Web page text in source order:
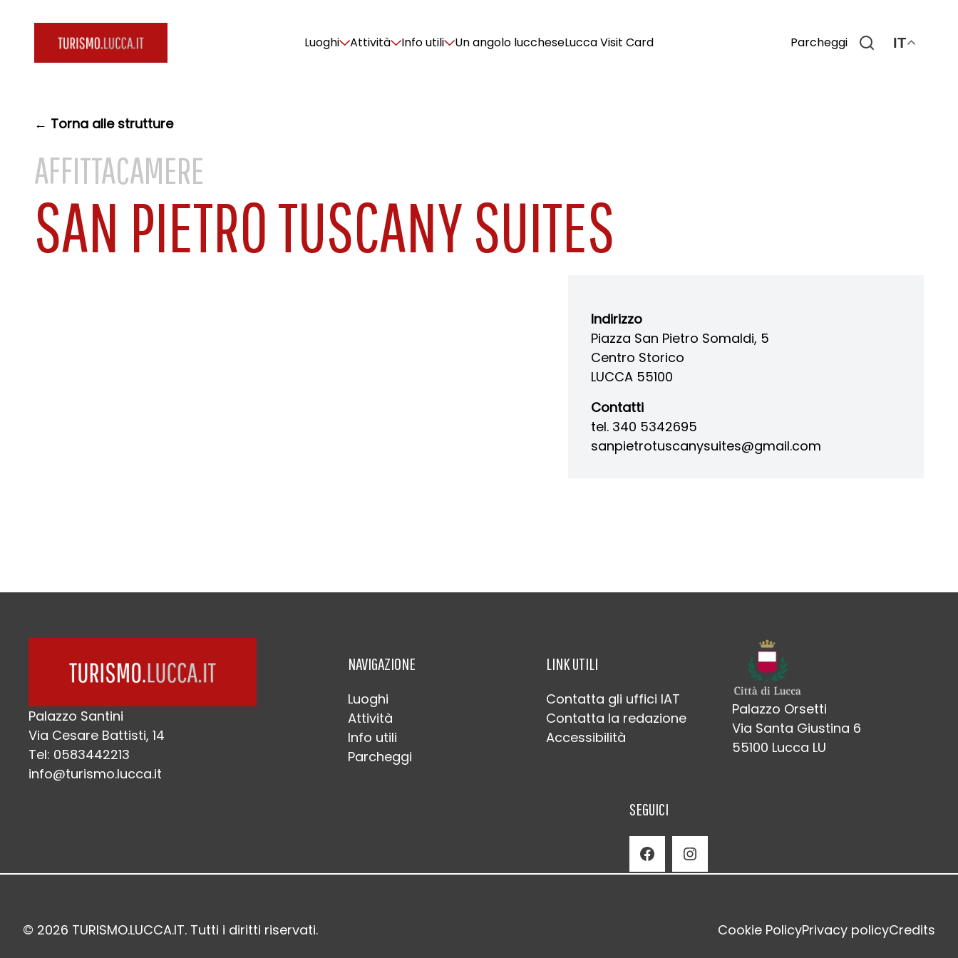
Luoghi Attività Info utili Un angolo luccheseLucca Visit Card Parcheggi IT
← Torna alle strutture
AFFITTACAMERE
SAN PIETRO TUSCANY SUITES
Indirizzo
Piazza San Pietro Somaldi, 5
Centro Storico
LUCCA 55100
Contatti
tel. 340 5342695
sanpietrotuscanysuites@gmail.com
Palazzo Santini
Via Cesare Battisti, 14
Tel: 0583442213
info@turismo.lucca.it
NAVIGAZIONE
Luoghi
Attività
Info utili
Parcheggi
LINK UTILI
Contatta gli uffici IAT
Contatta la redazione
Accessibilità
Palazzo Orsetti
Via Santa Giustina 6
55100 Lucca LU
SEGUICI
Facebook Instagram
© 2026 TURISMO.LUCCA.IT. Tutti i diritti riservati. Cookie PolicyPrivacy policyCredits